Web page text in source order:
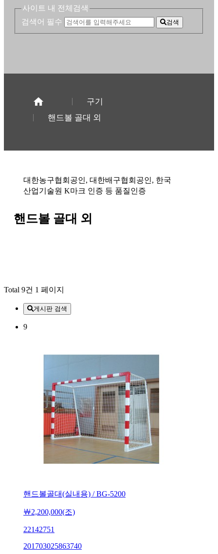
사이트 내 전체검색
검색어 필수
검색
구기
핸드볼 골대 외
대한농구협회공인, 대한배구협회공인, 한국
산업기술원 K마크 인증 등 품질인증
핸드볼 골대 외
Total 9건 1 페이지
게시판 검색
9
핸드볼골대(실내용) / BG-5200
￦2,200,000(조)
22142751
201703025863740